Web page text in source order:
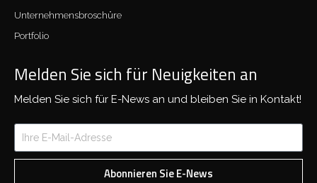
Unternehmensbroschüre
Portfolio
Melden Sie sich für Neuigkeiten an
Melden Sie sich für E-News an und bleiben Sie in Kontakt!
Abonnieren Sie E-News